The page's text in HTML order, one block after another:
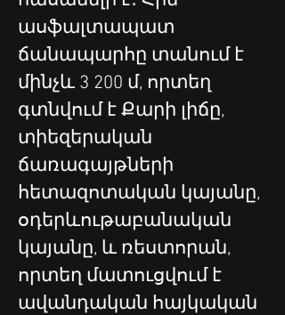
ասֆալտապատ
ճանապարհը տանում է
մինչև 3 200 մ, որտեղ
գտնվում է Քարի լիճը,
տիեզերական
ճառագայթների
հետազոտական կայանը,
օդերևութաբանական
կայանը, և ռեստորան,
որտեղ մատուցվում է
ավանդական հայկական